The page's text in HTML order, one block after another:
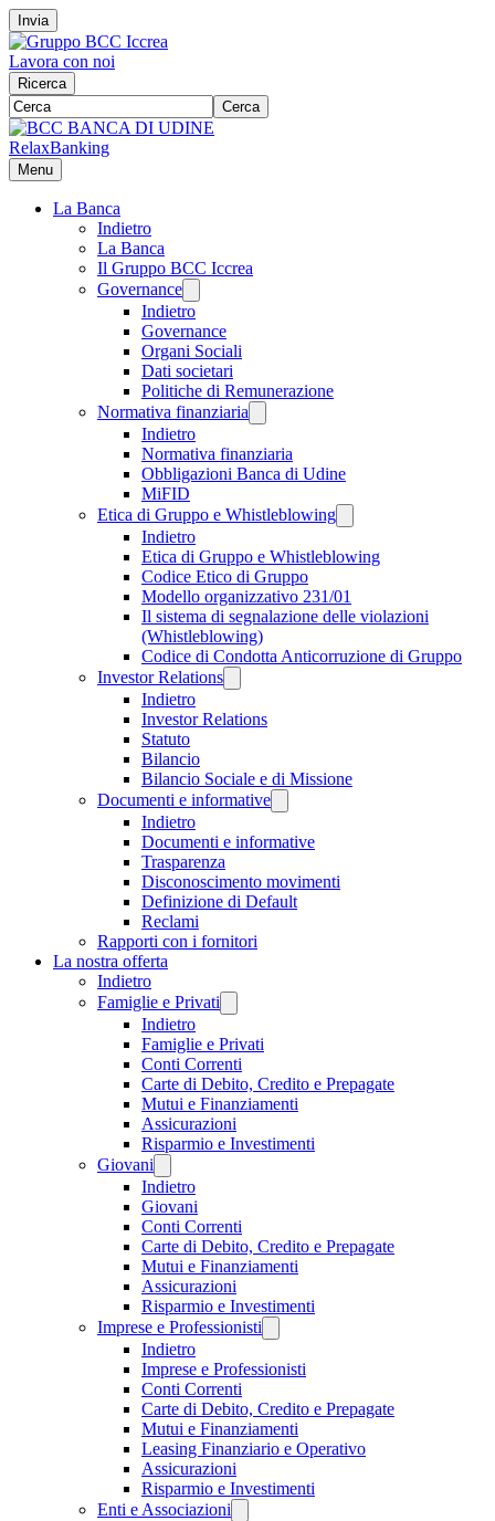
Invia
Lavora con noi
Ricerca
Cerca
RelaxBanking
Menu
La Banca
Indietro
La Banca
Il Gruppo BCC Iccrea
Governance
Indietro
Governance
Organi Sociali
Dati societari
Politiche di Remunerazione
Normativa finanziaria
Indietro
Normativa finanziaria
Obbligazioni Banca di Udine
MiFID
Etica di Gruppo e Whistleblowing
Indietro
Etica di Gruppo e Whistleblowing
Codice Etico di Gruppo
Modello organizzativo 231/01
Il sistema di segnalazione delle violazioni
(Whistleblowing)
Codice di Condotta Anticorruzione di Gruppo
Investor Relations
Indietro
Investor Relations
Statuto
Bilancio
Bilancio Sociale e di Missione
Documenti e informative
Indietro
Documenti e informative
Trasparenza
Disconoscimento movimenti
Definizione di Default
Reclami
Rapporti con i fornitori
La nostra offerta
Indietro
Famiglie e Privati
Indietro
Famiglie e Privati
Conti Correnti
Carte di Debito, Credito e Prepagate
Mutui e Finanziamenti
Assicurazioni
Risparmio e Investimenti
Giovani
Indietro
Giovani
Conti Correnti
Carte di Debito, Credito e Prepagate
Mutui e Finanziamenti
Assicurazioni
Risparmio e Investimenti
Imprese e Professionisti
Indietro
Imprese e Professionisti
Conti Correnti
Carte di Debito, Credito e Prepagate
Mutui e Finanziamenti
Leasing Finanziario e Operativo
Assicurazioni
Risparmio e Investimenti
Enti e Associazioni